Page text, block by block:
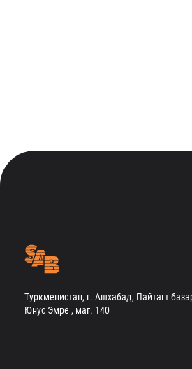
Туркменистан, г. Ашхабад, Пайтагт
Юнус Эмре , маг. 140